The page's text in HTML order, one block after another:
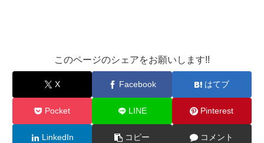
このページのシェアをお願いします!!
X Facebook はてブ
Pocket LINE Pinterest
LinkedIn コピー コメント